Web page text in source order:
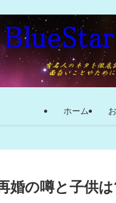
ホーム
婚の噂と子供